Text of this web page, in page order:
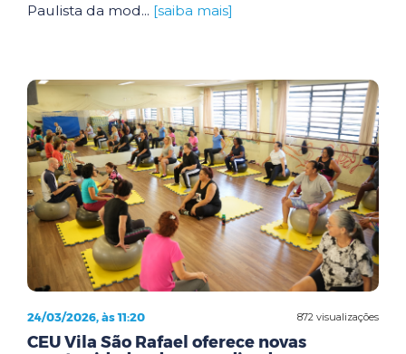
Paulista da mod... [saiba mais]
872 visualizações
24/03/2026, às 11:20
CEU Vila São Rafael oferece novas